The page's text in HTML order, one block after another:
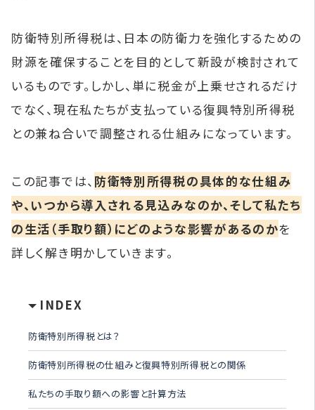
防衛特別所得税は、日本の防衛力を強化するための
財源を確保することを目的として新設が検討されて
いるものです。しかし、単に税金が上乗せされるだけ
でなく、現在私たちが支払っている復興特別所得税
との兼ね合いで調整される仕組みになっています。
この記事では、 防衛特別所得税の具体的な仕組み
や、いつから導入される見込みなのか、そして私たち
の生活（手取り額）にどのような影響があるのかを
詳しく解き明かしていきます。
INDEX
防衛特別所得税とは？
防衛特別所得税の仕組みと復興特別所得税との関係
私たちの手取り額への影響と計算方法